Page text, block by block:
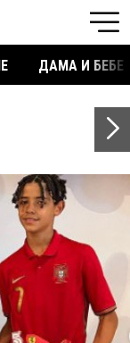
ДАМА И БЕБЕ